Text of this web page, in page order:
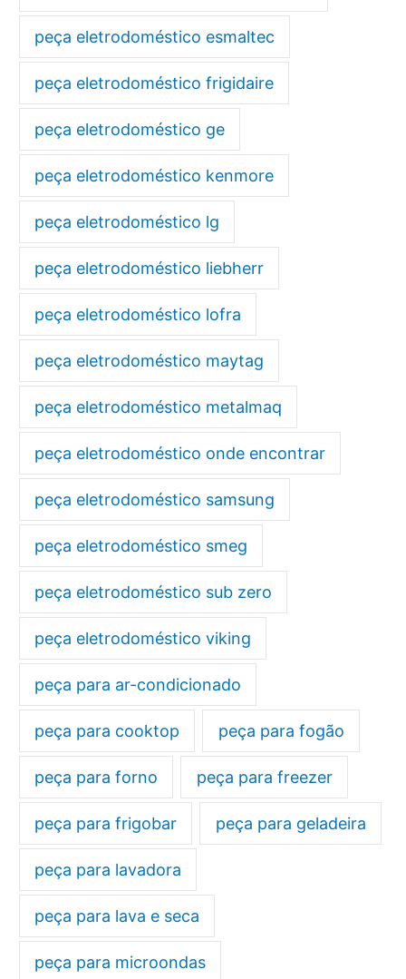
peça eletrodoméstico esmaltec
peça eletrodoméstico frigidaire
peça eletrodoméstico ge
peça eletrodoméstico kenmore
peça eletrodoméstico lg
peça eletrodoméstico liebherr
peça eletrodoméstico lofra
peça eletrodoméstico maytag
peça eletrodoméstico metalmaq
peça eletrodoméstico onde encontrar
peça eletrodoméstico samsung
peça eletrodoméstico smeg
peça eletrodoméstico sub zero
peça eletrodoméstico viking
peça para ar-condicionado
peça para cooktop peça para fogão
peça para forno peça para freezer
peça para frigobar peça para geladeira
peça para lavadora
peça para lava e seca
peça para microondas